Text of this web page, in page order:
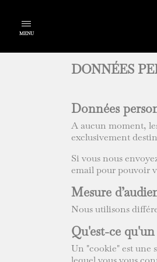
MENU
DONNÉES
Données
A aucun moment,
exclusivement
Si vous nous
email pour pouvoir
Mesure
Nous utilisons
Qu'est-ce
Un "cookie" est une